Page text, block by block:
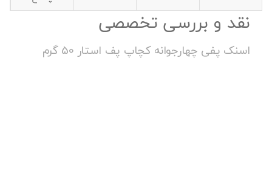
نقد و بررسی تخصصی
اسنک پفی چهارجوانه کچاپ پف استار 50 گرم